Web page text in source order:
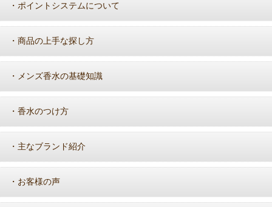
・ ポイントシステムについて
・ 商品の上手な探し方
・ メンズ香水の基礎知識
・ 香水のつけ方
・ 主なブランド紹介
・ お客様の声